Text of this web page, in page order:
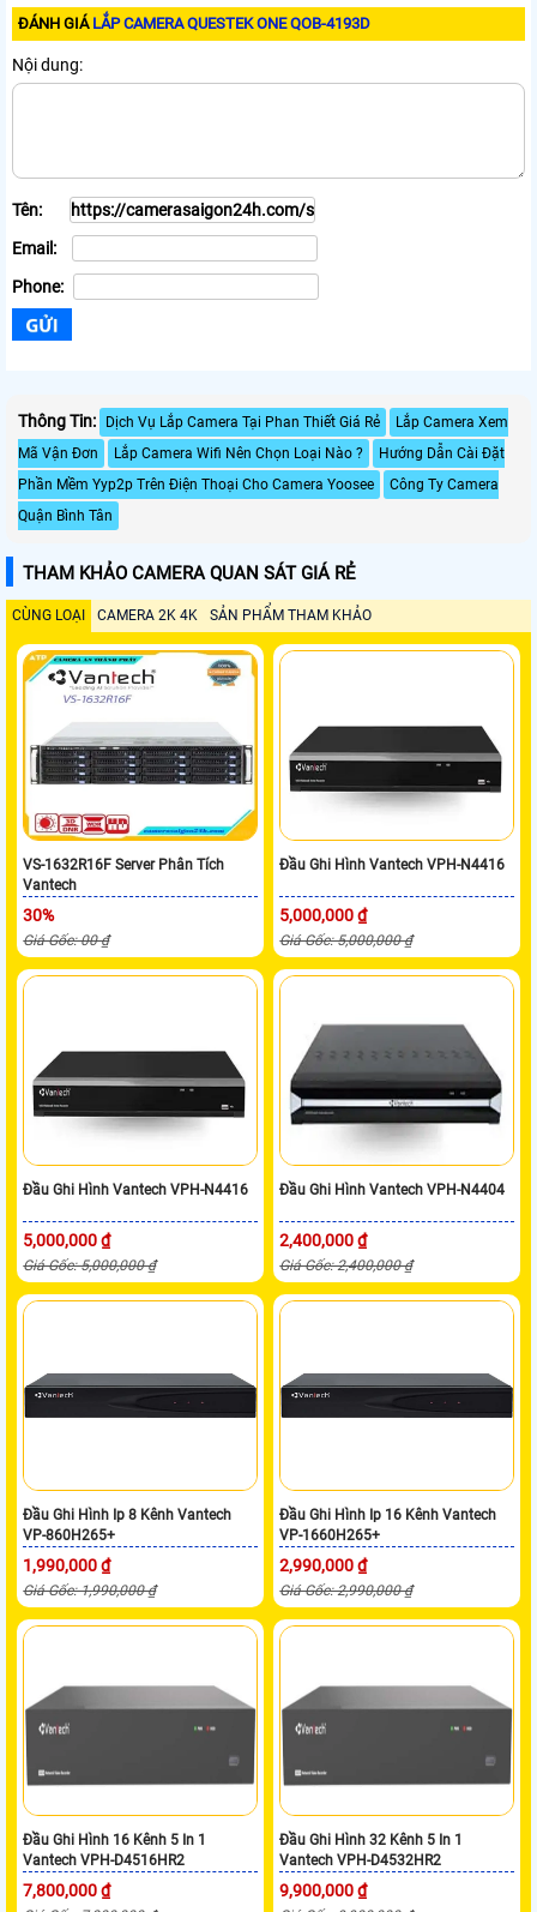
ĐÁNH GIÁ LẮP CAMERA QUESTEK ONE QOB-4193D
Nội dung:
Tên:
Email:
Phone:
Thông Tin: Dịch Vụ Lắp Camera Tại Phan Thiết Giá Rẻ
Lắp Camera Xem
Mã Vận Đơn
Lắp Camera Wifi Nên Chọn Loại Nào ?
Hướng Dẫn Cài Đặt
Phần Mềm Yyp2p Trên Điện Thoại Cho Camera Yoosee
Công Ty Camera
Quận Bình Tân
THAM KHẢO CAMERA QUAN SÁT GIÁ RẺ
CÙNG LOẠI CAMERA 2K 4K SẢN PHẨM THAM KHẢO
VS-1632R16F Server Phân Tích
Vantech
30%
Giá Gốc: 00 ₫
Đầu Ghi Hình Vantech VPH-N4416
5,000,000 ₫
Giá Gốc: 5,000,000 ₫
Đầu Ghi Hình Vantech VPH-N4416
5,000,000 ₫
Giá Gốc: 5,000,000 ₫
Đầu Ghi Hình Vantech VPH-N4404
2,400,000 ₫
Giá Gốc: 2,400,000 ₫
Đầu Ghi Hình Ip 8 Kênh Vantech
VP-860H265+
1,990,000 ₫
Giá Gốc: 1,990,000 ₫
Đầu Ghi Hình Ip 16 Kênh Vantech
VP-1660H265+
2,990,000 ₫
Giá Gốc: 2,990,000 ₫
Đầu Ghi Hình 16 Kênh 5 In 1
Vantech VPH-D4516HR2
7,800,000 ₫
Đầu Ghi Hình 32 Kênh 5 In 1
Vantech VPH-D4532HR2
9,900,000 ₫